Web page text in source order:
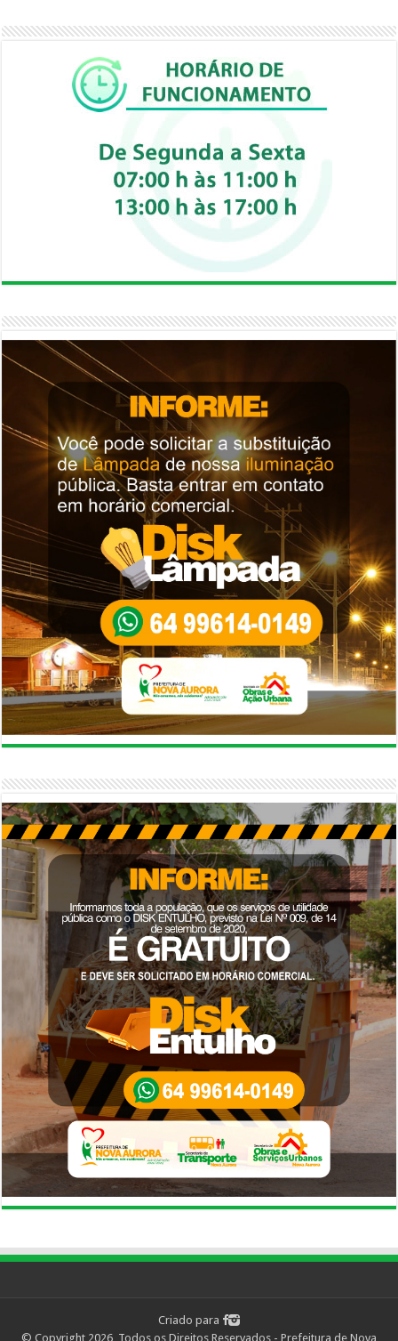
Criado para
© Copyright 2026, Todos os Direitos Reservados - Prefeitura de Nova